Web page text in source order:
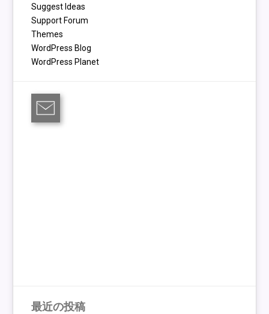
Suggest Ideas
Support Forum
Themes
WordPress Blog
WordPress Planet
最近の投稿